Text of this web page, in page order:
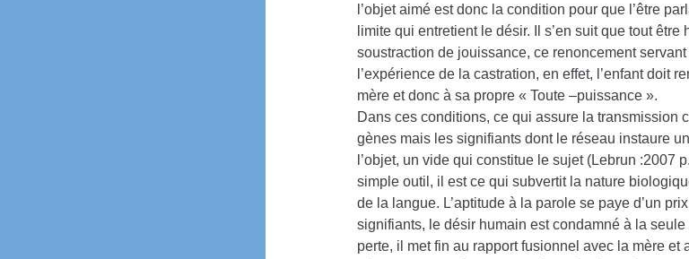
l’objet aimé est donc la condition pour que l’être
limite qui entretient le désir. Il s’en suit que tout être
soustraction de jouissance, ce renoncement
l’expérience de la castration, en effet, l’enfant doit
mère et donc à sa propre « Toute –puissance ».
Dans ces conditions, ce qui assure la transmission
gènes mais les signifiants dont le réseau instaure
l’objet, un vide qui constitue le sujet (Lebrun :2007
simple outil, il est ce qui subvertit la nature
de la langue. L’aptitude à la parole se paye d’un
signifiants, le désir humain est condamné à la
perte, il met fin au rapport fusionnel avec la mère